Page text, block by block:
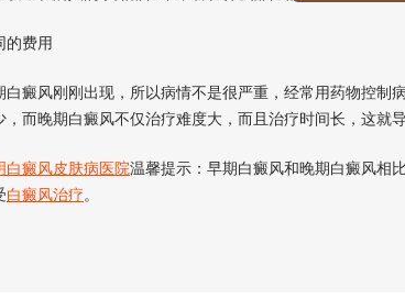
费用
风刚刚出现，所以病情不是很严重，经常用药物控制
，而晚期白癜风不仅治疗难度大，而且治疗时间长，这就
白癜风皮肤病医院温馨提示：早期白癜风和晚期白癜风相
白癜风治疗。